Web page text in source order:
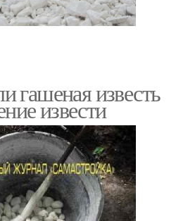
гашеная известь
извести